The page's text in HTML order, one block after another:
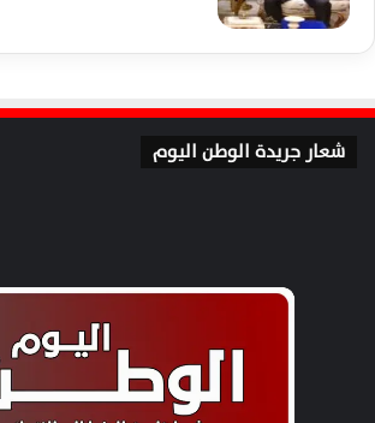
شعار جريدة الوطن اليوم